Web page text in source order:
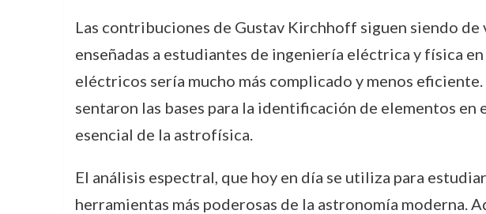
Las contribuciones de Gustav Kirchhoff siguen siendo
enseñadas a estudiantes de ingeniería eléctrica y física
eléctricos sería mucho más complicado y menos
sentaron las bases para la identificación de elementos
esencial de la astrofísica.
El análisis espectral, que hoy en día se utiliza para
herramientas más poderosas de la astronomía moderna.